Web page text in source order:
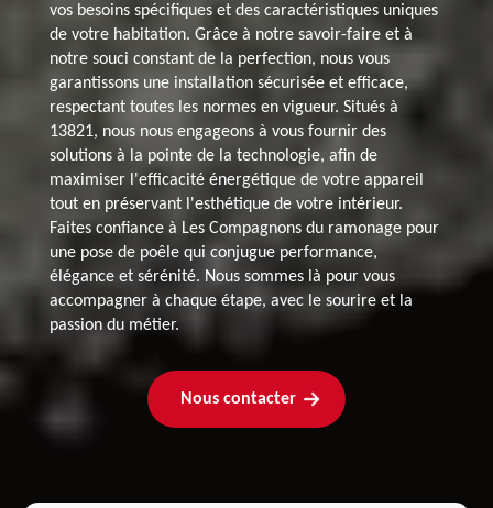
vos besoins spécifiques et des caractéristiques uniques
de votre habitation. Grâce à notre savoir-faire et à
notre souci constant de la perfection, nous vous
garantissons une installation sécurisée et efficace,
respectant toutes les normes en vigueur. Situés à
13821, nous nous engageons à vous fournir des
solutions à la pointe de la technologie, afin de
maximiser l'efficacité énergétique de votre appareil
tout en préservant l'esthétique de votre intérieur.
Faites confiance à Les Compagnons du ramonage pour
une pose de poêle qui conjugue performance,
élégance et sérénité. Nous sommes là pour vous
accompagner à chaque étape, avec le sourire et la
passion du métier.
Nous contacter